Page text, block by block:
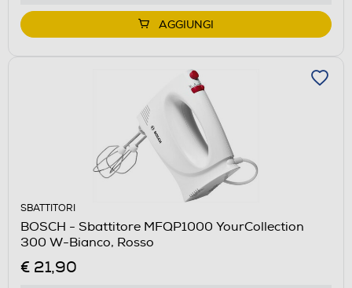
AGGIUNGI
SBATTITORI
BOSCH - Sbattitore MFQP1000 YourCollection
300 W-Bianco, Rosso
€ 21,90